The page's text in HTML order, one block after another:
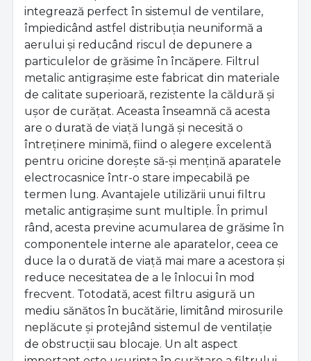
integrează perfect în sistemul de ventilare,
împiedicând astfel distribuția neuniformă a
aerului și reducând riscul de depunere a
particulelor de grăsime în încăpere. Filtrul
metalic antigrașime este fabricat din materiale
de calitate superioară, rezistente la căldură și
ușor de curățat. Aceasta înseamnă că acesta
are o durată de viață lungă și necesită o
întreținere minimă, fiind o alegere excelentă
pentru oricine dorește să-și mențină aparatele
electrocasnice într-o stare impecabilă pe
termen lung. Avantajele utilizării unui filtru
metalic antigrașime sunt multiple. În primul
rând, acesta previne acumularea de grăsime în
componentele interne ale aparatelor, ceea ce
duce la o durată de viață mai mare a acestora și
reduce necesitatea de a le înlocui în mod
frecvent. Totodată, acest filtru asigură un
mediu sănătos în bucătărie, limitând mirosurile
neplăcute și protejând sistemul de ventilație
de obstrucții sau blocaje. Un alt aspect